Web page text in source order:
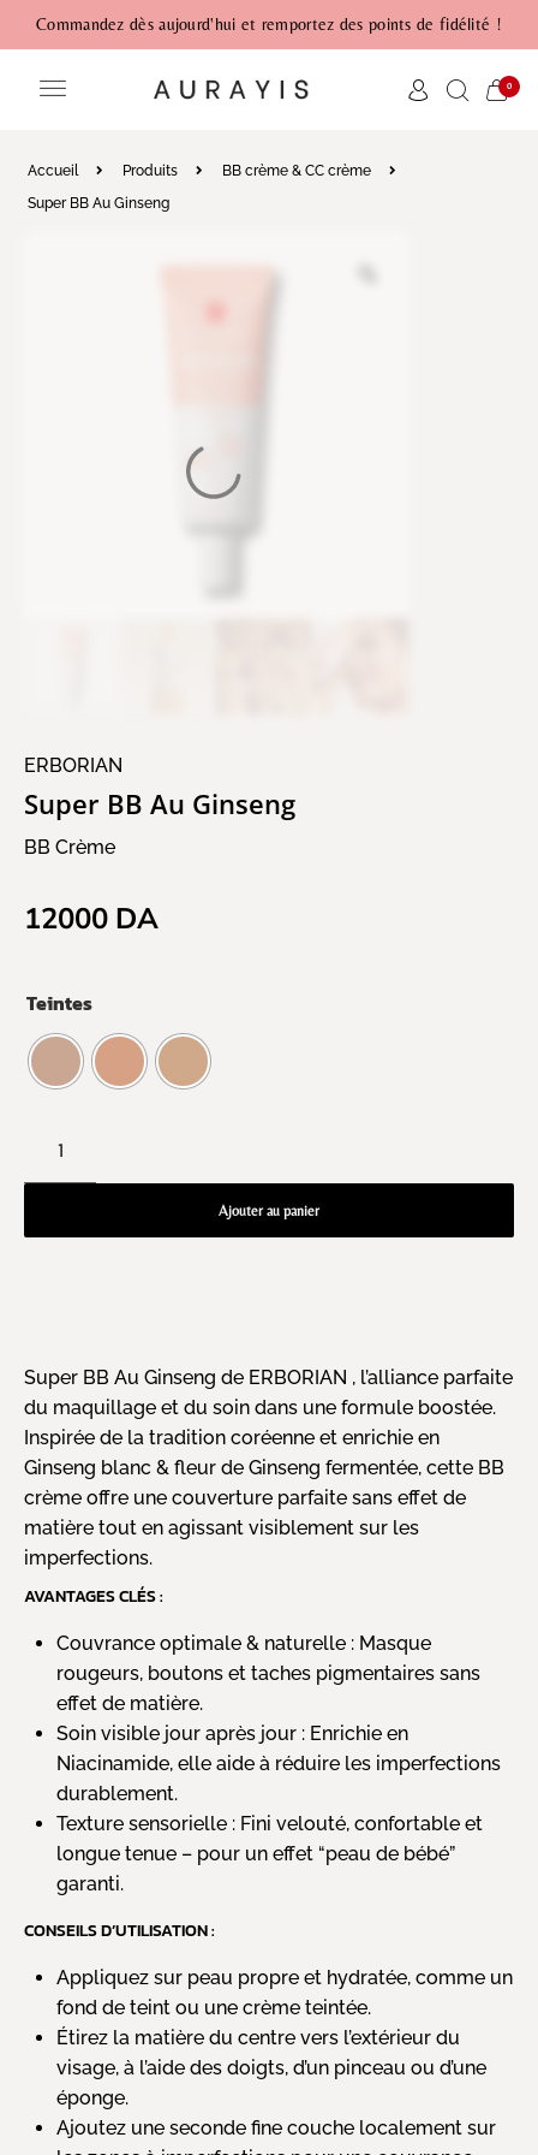
Commandez dès aujourd'hui et remportez des points de fidélité !
0
Accueil Produits
BB crème & CC crème
Super BB Au Ginseng
ERBORIAN
Super BB Au Ginseng
BB Crème
12000 DA
Teintes
Ajouter au panier
Super BB Au Ginseng de ERBORIAN , l’alliance parfaite
du maquillage et du soin dans une formule boostée.
Inspirée de la tradition coréenne et enrichie en
Ginseng blanc & fleur de Ginseng fermentée, cette BB
crème offre une couverture parfaite sans effet de
matière tout en agissant visiblement sur les
imperfections.
AVANTAGES CLÉS :
Couvrance optimale & naturelle : Masque
rougeurs, boutons et taches pigmentaires sans
effet de matière.
Soin visible jour après jour : Enrichie en
Niacinamide, elle aide à réduire les imperfections
durablement.
Texture sensorielle : Fini velouté, confortable et
longue tenue – pour un effet “peau de bébé”
garanti.
CONSEILS D’UTILISATION :
Appliquez sur peau propre et hydratée, comme un
fond de teint ou une crème teintée.
Étirez la matière du centre vers l’extérieur du
visage, à l’aide des doigts, d’un pinceau ou d’une
éponge.
Ajoutez une seconde fine couche localement sur